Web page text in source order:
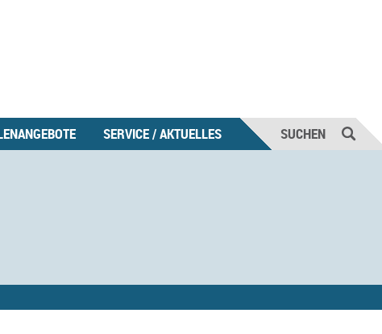
SERVICE / AKTUELLES SUCHEN